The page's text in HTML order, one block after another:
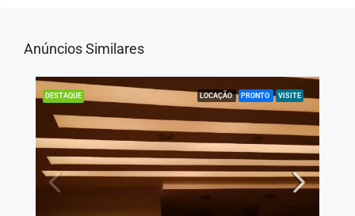
Anúncios Similares
DESTAQUE LOCAÇÃO PRONTO VISITE